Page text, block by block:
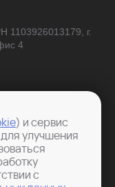
) и сервис
улучшения
с
г.
4